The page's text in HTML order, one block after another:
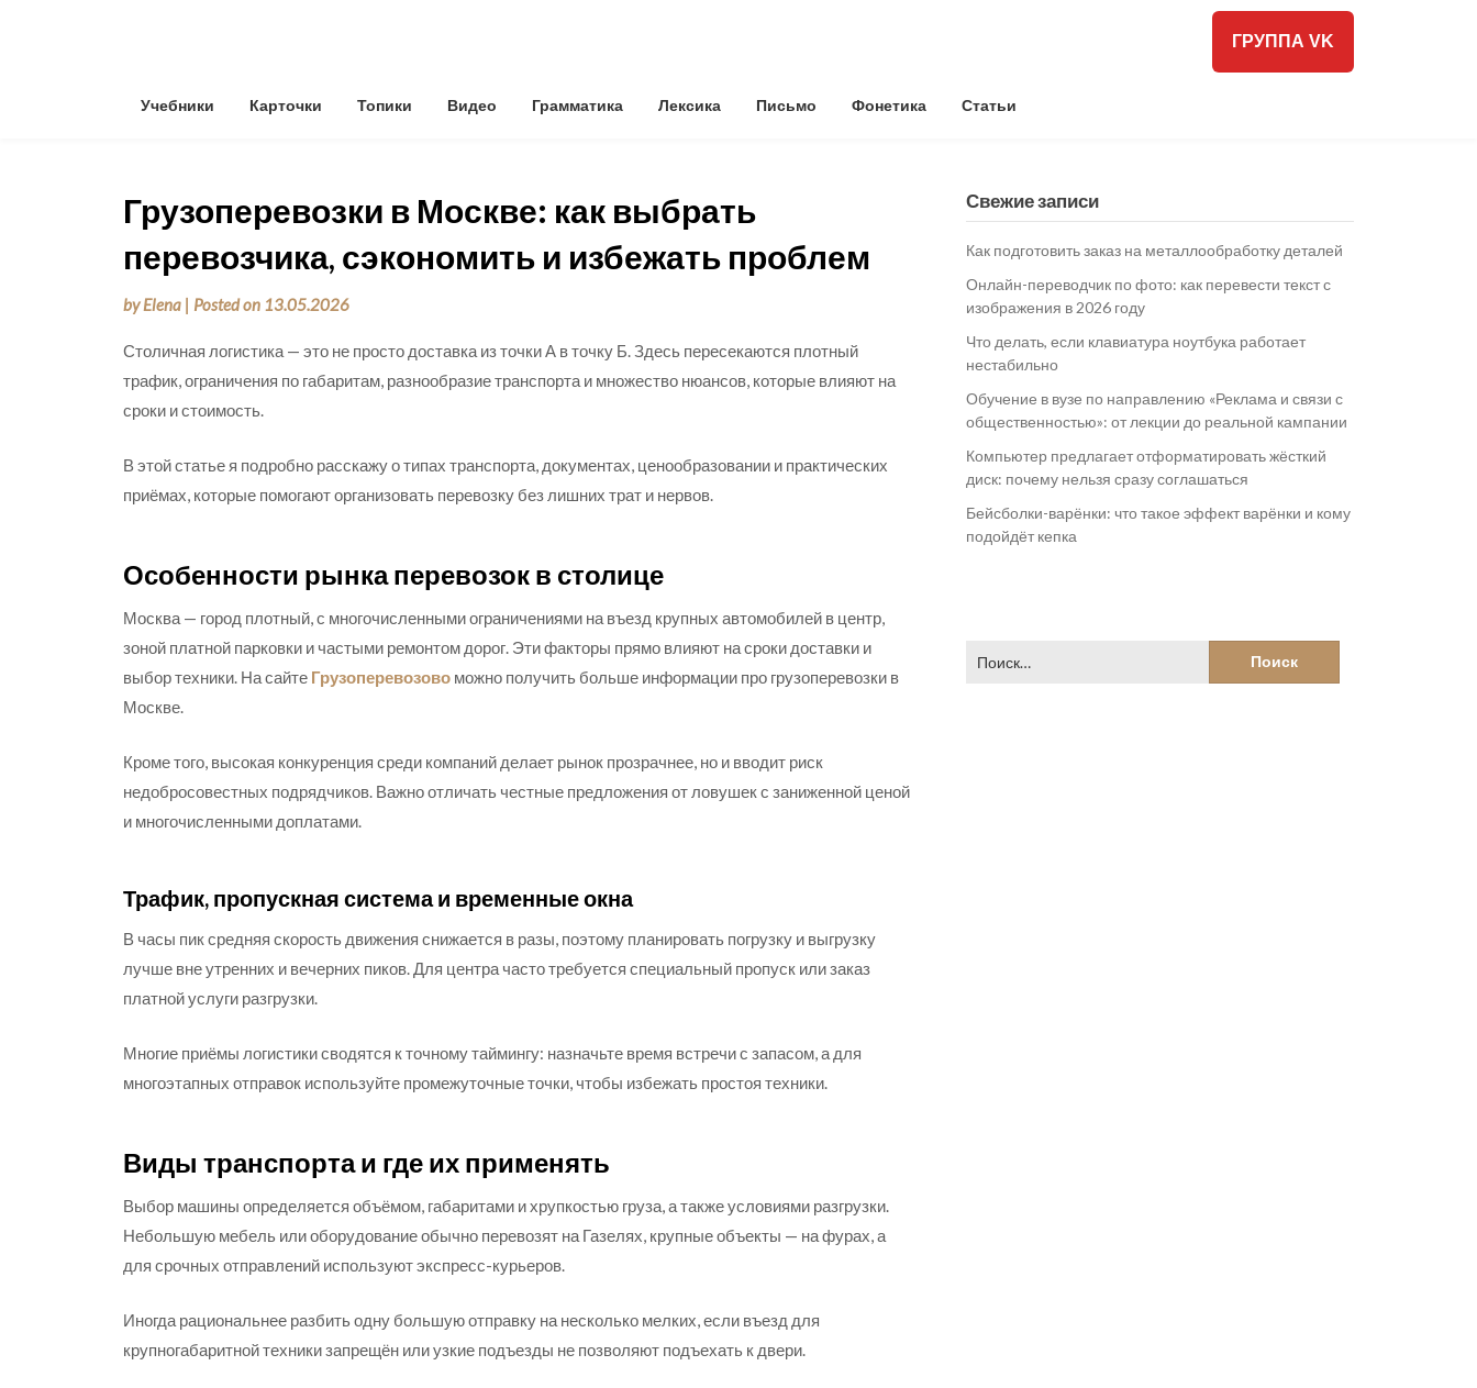
ГРУППА VK
Учебники Карточки Топики Видео Грамматика Лексика Письмо Фонетика Статьи
Грузоперевозки в Москве: как выбрать
перевозчика, сэкономить и избежать проблем
byElena Posted on 13.05.2026
Столичная логистика — это не просто доставка из точки А в точку Б. Здесь пересекаются плотный
трафик, ограничения по габаритам, разнообразие транспорта и множество нюансов, которые влияют на
сроки и стоимость.
В этой статье я подробно расскажу о типах транспорта, документах, ценообразовании и практических
приёмах, которые помогают организовать перевозку без лишних трат и нервов.
Особенности рынка перевозок в столице
Москва — город плотный, с многочисленными ограничениями на въезд крупных автомобилей в центр,
зоной платной парковки и частыми ремонтом дорог. Эти факторы прямо влияют на сроки доставки и
выбор техники. На сайте Грузоперевозово можно получить больше информации про грузоперевозки в
Москве.
Кроме того, высокая конкуренция среди компаний делает рынок прозрачнее, но и вводит риск
недобросовестных подрядчиков. Важно отличать честные предложения от ловушек с заниженной ценой
и многочисленными доплатами.
Трафик, пропускная система и временные окна
В часы пик средняя скорость движения снижается в разы, поэтому планировать погрузку и выгрузку
лучше вне утренних и вечерних пиков. Для центра часто требуется специальный пропуск или заказ
платной услуги разгрузки.
Многие приёмы логистики сводятся к точному таймингу: назначьте время встречи с запасом, а для
многоэтапных отправок используйте промежуточные точки, чтобы избежать простоя техники.
Виды транспорта и где их применять
Выбор машины определяется объёмом, габаритами и хрупкостью груза, а также условиями разгрузки.
Небольшую мебель или оборудование обычно перевозят на Газелях, крупные объекты — на фурах, а
для срочных отправлений используют экспресс-курьеров.
Иногда рациональнее разбить одну большую отправку на несколько мелких, если въезд для
крупногабаритной техники запрещён или узкие подъезды не позволяют подъехать к двери.
Свежие записи
Как подготовить заказ на металлообработку деталей
Онлайн-переводчик по фото: как перевести текст с
изображения в 2026 году
Что делать, если клавиатура ноутбука работает
нестабильно
Обучение в вузе по направлению «Реклама и связи с
общественностью»: от лекции до реальной кампании
Компьютер предлагает отформатировать жёсткий
диск: почему нельзя сразу соглашаться
Бейсболки-варёнки: что такое эффект варёнки и кому
подойдёт кепка